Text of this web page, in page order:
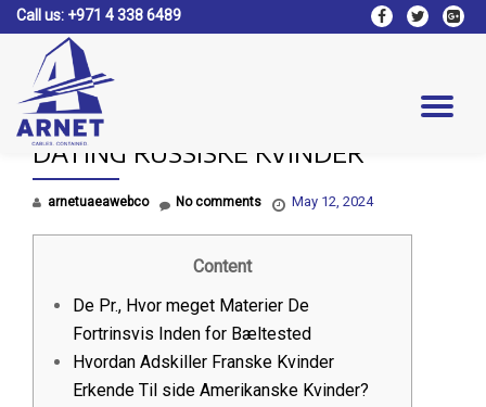
content
Call us: +971 4 338 6489
fa-
facebook
fa-
twitter
fa-
DATING RUSSISKE KVINDER
arnetuaeawebco May 12, 2024
No comments
Content
De Pr., Hvor meget Materier De
Fortrinsvis Inden for Bæltested
Hvordan Adskiller Franske Kvinder
Erkende Til side Amerikanske Kvinder?